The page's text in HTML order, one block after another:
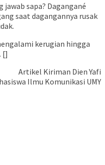
jawab sapa? Dagangané
saat dagangannya rusak
kerugian hingga
[]
Artikel Kiriman Dien Yafi
Ilmu Komunikasi UMY